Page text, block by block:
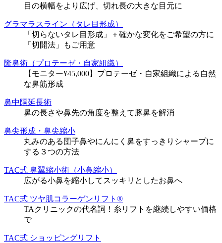
目の横幅をより広げ、切れ長の大きな目元に
グラマラスライン（タレ目形成）
「切らないタレ目形成」＋確かな変化をご希望の方に
「切開法」もご用意
隆鼻術（プロテーゼ・自家組織）
【モニター¥45,000】プロテーゼ・自家組織による自然
な鼻筋形成
鼻中隔延長術
鼻の長さや鼻先の角度を整えて豚鼻を解消
鼻尖形成・鼻尖縮小
丸みのある団子鼻やにんにく鼻をすっきりシャープに
する３つの方法
TAC式 鼻翼縮小術（小鼻縮小）
広がる小鼻を縮小してスッキリとしたお鼻へ
TAC式 ツヤ肌コラーゲンリフト®
TAクリニックの代名詞！糸リフトを継続しやすい価格
で
TAC式 ショッピングリフト